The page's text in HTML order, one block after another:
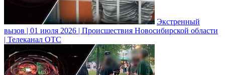
Экстренный
вызов | 01 июля 2026 | Происшествия Новосибирской области
| Телеканал ОТС